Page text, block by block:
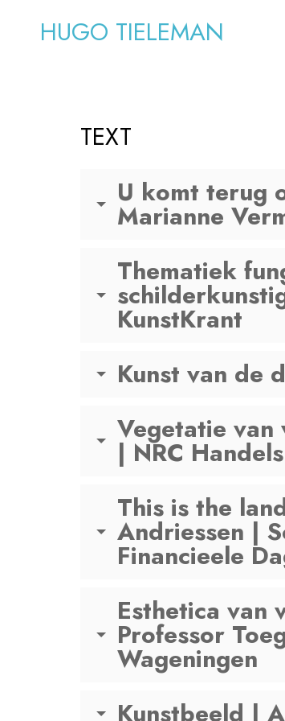
HUGO TIELEMAN
TEXT
U komt terug
Marianne
Thematiek
KunstKrant
Kunst van de
Vegetatie
| NRC
This is the
Andriessen |
Financieele
Esthetica van
Professor
Wageningen
Kunstbeeld |